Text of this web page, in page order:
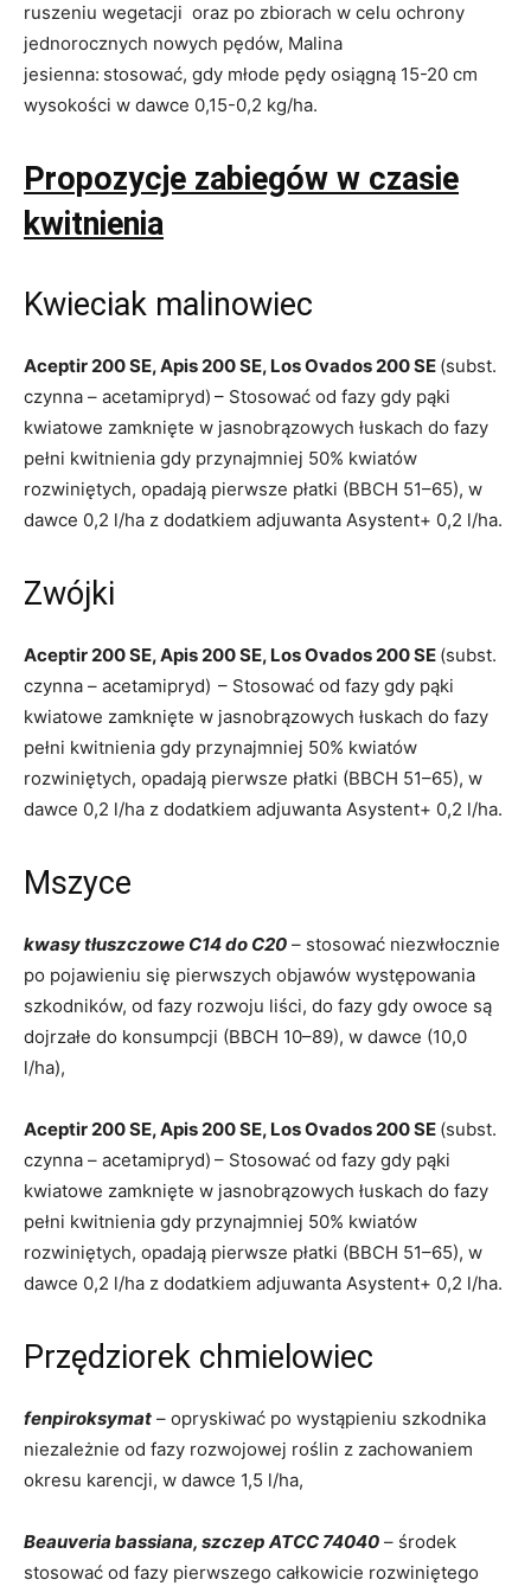
ruszeniu wegetacji oraz po zbiorach w celu ochrony
jednorocznych nowych pędów, Malina
jesienna: stosować, gdy młode pędy osiągną 15-20 cm
wysokości w dawce 0,15-0,2 kg/ha.
Propozycje zabiegów w czasie
kwitnienia
Kwieciak malinowiec
Aceptir 200 SE, Apis 200 SE, Los Ovados 200 SE (subst.
czynna – acetamipryd) – Stosować od fazy gdy pąki
kwiatowe zamknięte w jasnobrązowych łuskach do fazy
pełni kwitnienia gdy przynajmniej 50% kwiatów
rozwiniętych, opadają pierwsze płatki (BBCH 51–65), w
dawce 0,2 l/ha z dodatkiem adjuwanta Asystent+ 0,2 l/ha.
Zwójki
Aceptir 200 SE, Apis 200 SE, Los Ovados 200 SE (subst.
czynna – acetamipryd) – Stosować od fazy gdy pąki
kwiatowe zamknięte w jasnobrązowych łuskach do fazy
pełni kwitnienia gdy przynajmniej 50% kwiatów
rozwiniętych, opadają pierwsze płatki (BBCH 51–65), w
dawce 0,2 l/ha z dodatkiem adjuwanta Asystent+ 0,2 l/ha.
Mszyce
kwasy tłuszczowe C14 do C20 – stosować niezwłocznie
po pojawieniu się pierwszych objawów występowania
szkodników, od fazy rozwoju liści, do fazy gdy owoce są
dojrzałe do konsumpcji (BBCH 10–89), w dawce (10,0
l/ha),
Aceptir 200 SE, Apis 200 SE, Los Ovados 200 SE (subst.
czynna – acetamipryd) – Stosować od fazy gdy pąki
kwiatowe zamknięte w jasnobrązowych łuskach do fazy
pełni kwitnienia gdy przynajmniej 50% kwiatów
rozwiniętych, opadają pierwsze płatki (BBCH 51–65), w
dawce 0,2 l/ha z dodatkiem adjuwanta Asystent+ 0,2 l/ha.
Przędziorek chmielowiec
fenpiroksymat – opryskiwać po wystąpieniu szkodnika
niezależnie od fazy rozwojowej roślin z zachowaniem
okresu karencji, w dawce 1,5 l/ha,
Beauveria bassiana, szczep ATCC 74040 – środek
stosować od fazy pierwszego całkowicie rozwiniętego